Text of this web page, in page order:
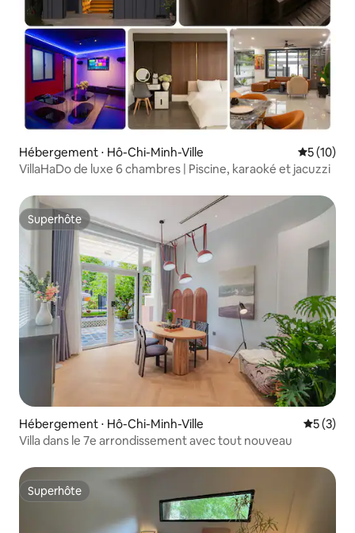
Hébergement ⋅ Hô-Chi-Minh-Ville
5 (10)
VillaHaDo de luxe 6 chambres | Piscine, karaoké et jacuzzi
Superhôte
Superhôte
Hébergement ⋅ Hô-Chi-Minh-Ville
5 (3)
Villa dans le 7e arrondissement avec tout nouveau
Superhôte
Superhôte